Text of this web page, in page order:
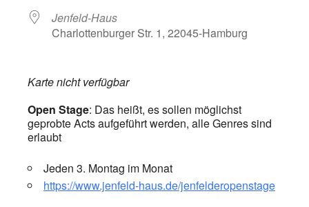
Jenfeld-Haus
Charlottenburger Str. 1, 22045-Hamburg
Karte nicht verfügbar
Open Stage: Das heißt, es sollen möglichst
geprobte Acts aufgeführt werden, alle Genres sind
erlaubt
Jeden 3. Montag im Monat
https://www.jenfeld-haus.de/jenfelderopenstage